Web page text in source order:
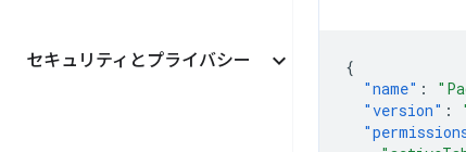
セキュリティとプライバシー
{
"name" :
"version" :